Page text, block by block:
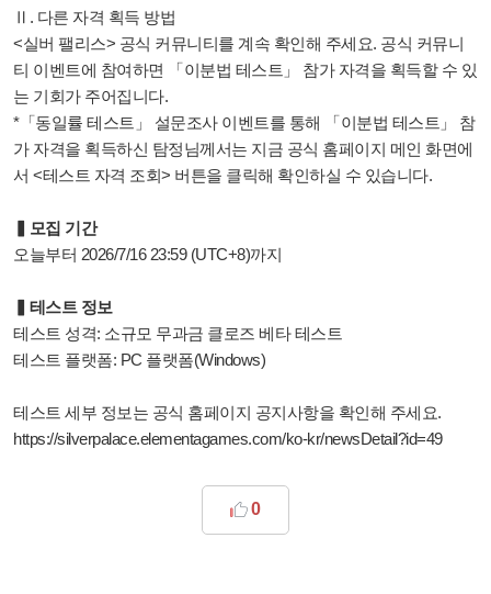
Ⅱ. 다른 자격 획득 방법
<실버 팰리스> 공식 커뮤니티를 계속 확인해 주세요. 공식 커뮤니
티 이벤트에 참여하면 「이분법 테스트」 참가 자격을 획득할 수 있
는 기회가 주어집니다.
*「동일률 테스트」 설문조사 이벤트를 통해 「이분법 테스트」 참
가 자격을 획득하신 탐정님께서는 지금 공식 홈페이지 메인 화면에
서 <테스트 자격 조회> 버튼을 클릭해 확인하실 수 있습니다.
▍모집 기간
오늘부터 2026/7/16 23:59 (UTC+8)까지
▍테스트 정보
테스트 성격: 소규모 무과금 클로즈 베타 테스트
테스트 플랫폼: PC 플랫폼(Windows)
테스트 세부 정보는 공식 홈페이지 공지사항을 확인해 주세요.
https://silverpalace.elementagames.com/ko-kr/newsDetail?id=49
0